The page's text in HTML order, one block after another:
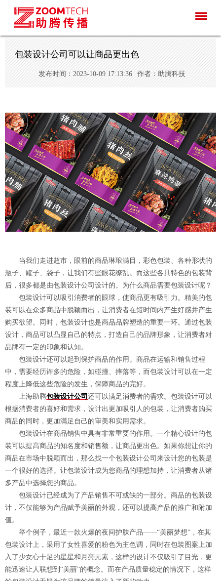
包装设计公司可以让商品更出色
发布时间：2023-10-09 17:13:36 作者：助腾科技
当我们走进超市，眼前的商品琳琅满目，彩色包装、各种形状的
瓶子、罐子、袋子，让我们有些眼花缭乱。而这些各具特色的包装背
后，很多都是由包装设计公司设计的。为什么商品需要包装设计呢？
包装设计可以吸引消费者的眼球，使商品更有吸引力。精美的包
装可以在众多商品中脱颖而出，让消费者在短时间内产生好感并产生
购买欲望。同时，包装设计也是商品品牌塑造的重要一环。通过包装
设计，商品可以凸显自己的特点，打造自己的品牌形象，让消费者对
品牌有一定的印象和认知。
包装设计还可以起到保护商品的作用。商品在运输和销售过程
中，需要经历许多的危险，如碰撞、摔落等，而包装设计可以在一定
程度上降低这些危险的发生，保障商品的完好。
上海助腾包装设计公司 还可以满足消费者的需求。包装设计可以
根据消费者的喜好和需求，设计出更加吸引人的包装，让消费者购买
商品的同时，更加满足自己的审美和实用需求。
包装设计在商品销售中具有非常重要的作用。一个精心设计的包
装可以提高商品的知名度和销售额，让商品更出色。如果你想让你的
商品在市场中脱颖而出，那么找一个包装设计公司来设计您的包装是
一个很好的选择。让包装设计成为您商品的理想加持，让消费者从诸
多产品中选择您的商品。
包装设计已经成为了产品销售不可或缺的一部分。商品的包装设
计，不仅能够为产品赋予美丽的外观，还可以提高产品的推广和附加
值。
举个例子，最近一款火爆的夜间护肤产品——“美丽梦想”，在其
包装设计上，采用了女性喜爱的粉色为主色调，同时在包装图案上加
入了少女心十足的星星和月亮元素，这样的设计不仅吸引了目光，更
能迅速让人联想到“美丽”的概念。而在产品质量稳定的情况下，这样